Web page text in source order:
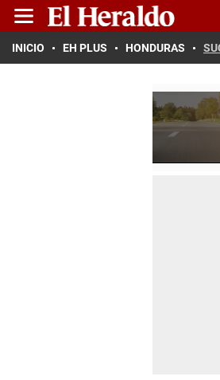
INICIO EH PLUS HONDURAS